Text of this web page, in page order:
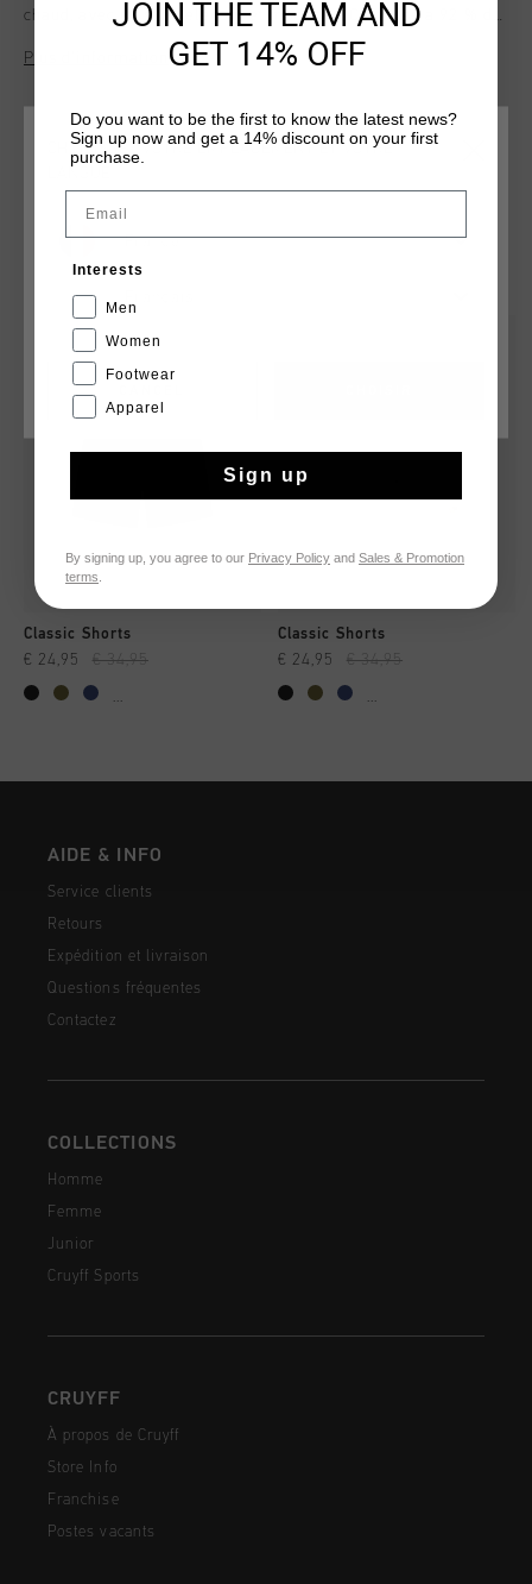
chaud, avec un style elegant et moderne. Compose a 92 % de
polyamide et a 8 % d'elasthanne, il est dote d'un cordon de
serrage interieur et d'une ceinture cousue pour un
applique a plat sur la jambe gauche.
Plus d’information
TU POURRAIS AIMER
Classic Shorts
€ 24,95 € 34,95
...
Classic Shorts
€ 24,95 € 34,95
...
AIDE & INFO
Service clients
Retours
Expédition et livraison
Questions fréquentes
Contactez
COLLECTIONS
Homme
Femme
Junior
Cruyff Sports
CRUYFF
À propos de Cruyff
Store Info
Franchise
Postes vacants
CHOISISSEZ VOTRE EMPLACEMENT ET VOTRE
France
JOIN THE TEAM AND
GET 14% OFF
Do you want to be the first to know the latest news?
Sign up now and get a 14% discount on your first
purchase.
Interests
Men
Women
Footwear
Apparel
Sign up
By signing up, you agree to our Privacy Policy and Sales & Promotion
terms